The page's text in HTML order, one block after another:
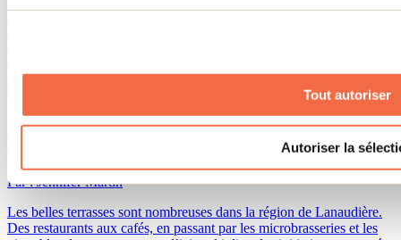
Tout autoriser
Autoriser la
Par : Tourisme Lanaudière
découvrir cette destination urbaine pendant quelques jours.
Notre répertoire des plus belles terrasses de
Par : Jennifer Martin
Les belles terrasses sont nombreuses dans la région de Lanaudière.
Des restaurants aux cafés, en passant par les microbrasseries et les